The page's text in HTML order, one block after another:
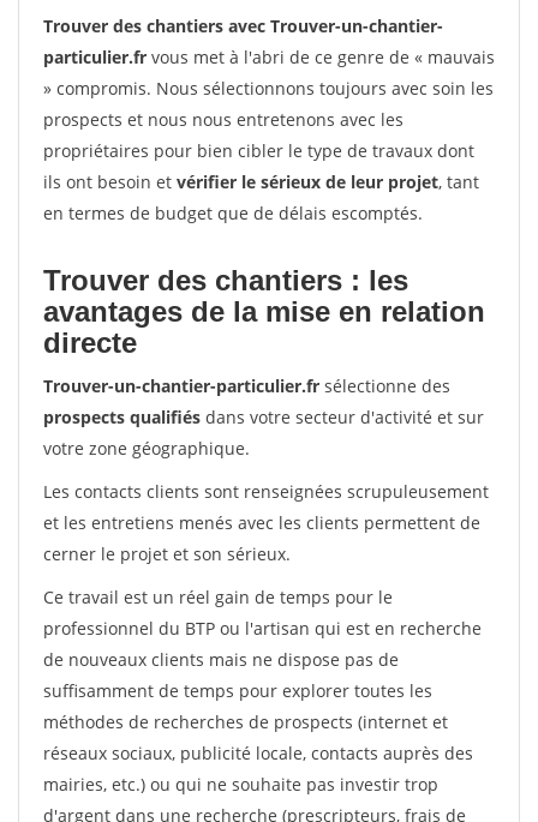
Trouver des chantiers avec Trouver-un-chantier-
particulier.fr vous met à l'abri de ce genre de « mauvais
» compromis. Nous sélectionnons toujours avec soin les
prospects et nous nous entretenons avec les
propriétaires pour bien cibler le type de travaux dont
ils ont besoin et vérifier le sérieux de leur projet, tant
en termes de budget que de délais escomptés.
Trouver des chantiers : les
avantages de la mise en relation
directe
Trouver-un-chantier-particulier.fr sélectionne des
prospects qualifiés dans votre secteur d'activité et sur
votre zone géographique.
Les contacts clients sont renseignées scrupuleusement
et les entretiens menés avec les clients permettent de
cerner le projet et son sérieux.
Ce travail est un réel gain de temps pour le
professionnel du BTP ou l'artisan qui est en recherche
de nouveaux clients mais ne dispose pas de
suffisamment de temps pour explorer toutes les
méthodes de recherches de prospects (internet et
réseaux sociaux, publicité locale, contacts auprès des
mairies, etc.) ou qui ne souhaite pas investir trop
d'argent dans une recherche (prescripteurs, frais de